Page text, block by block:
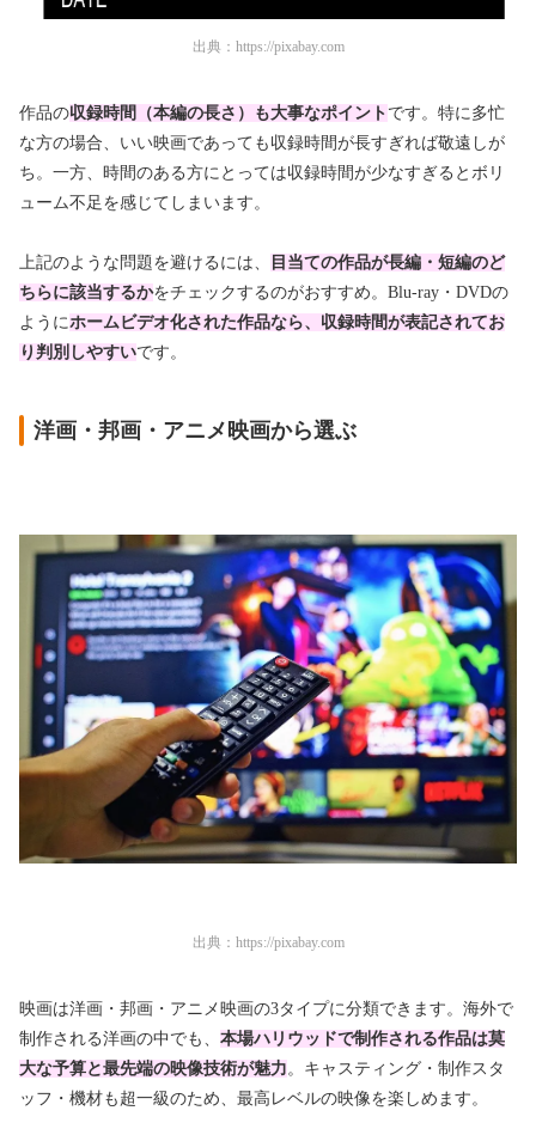
出典： https://pixabay.com
作品の収録時間（本編の長さ）も大事なポイント です。特に多忙
な方の場合、いい映画であっても収録時間が長すぎれば敬遠しが
ち。一方、時間のある方にとっては収録時間が少なすぎるとボリ
ューム不足を感じてしまいます。
上記のような問題を避けるには、
目当ての作品が長編・短編のど
ちらに該当するかをチェックするのがおすすめ。Blu-ray・DVDの
ようにホームビデオ化された作品なら、収録時間が表記されてお
り判別しやすいです。
洋画・邦画・アニメ映画から選ぶ
出典： https://pixabay.com
映画は洋画・邦画・アニメ映画の3タイプに分類できます。海外で
制作される洋画の中でも、 本場ハリウッドで制作される作品は莫
大な予算と最先端の映像技術が魅力 。キャスティング・制作スタ
ッフ・機材も超一級のため、最高レベルの映像を楽しめます。